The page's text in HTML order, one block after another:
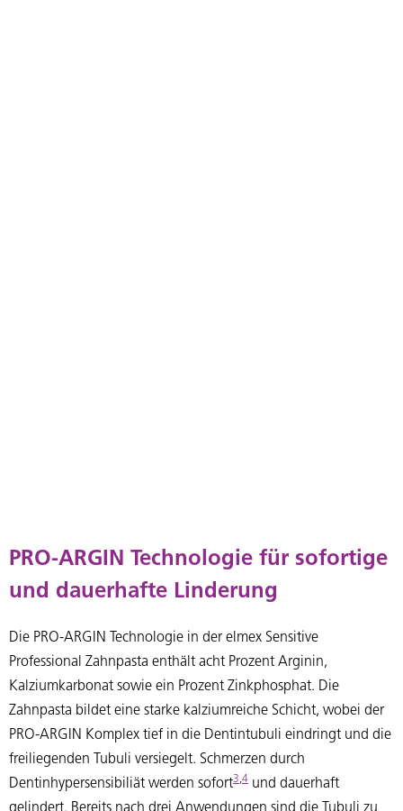
PRO-ARGIN Technologie für sofortige
und dauerhafte Linderung
Die PRO-ARGIN Technologie in der elmex Sensitive
Professional Zahnpasta enthält acht Prozent Arginin,
Kalziumkarbonat sowie ein Prozent Zinkphosphat. Die
Zahnpasta bildet eine starke kalziumreiche Schicht, wobei der
PRO-ARGIN Komplex tief in die Dentintubuli eindringt und die
freiliegenden Tubuli versiegelt. Schmerzen durch
Dentinhypersensibiliät werden sofort3,4 und dauerhaft